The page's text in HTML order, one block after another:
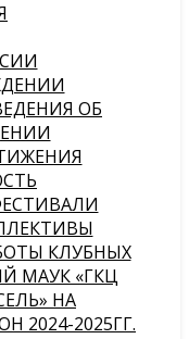
ОБ
КЛУБНЫХ
МАУК «ГКЦ
НА
2024-2025ГГ.